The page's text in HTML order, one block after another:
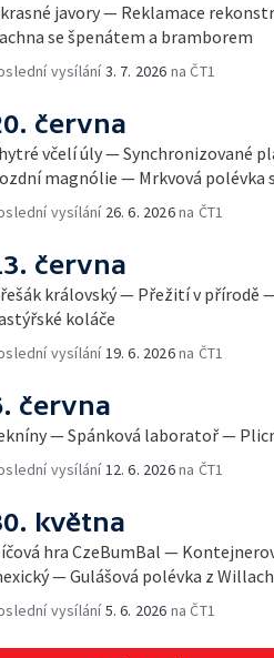
javory — Reklamace
se špenátem a bramborem
vysílání3. 7. 2026 na ČT1
června
včelí úly — Synchronizované
magnólie — Mrkvová polévka
vysílání 26. 6. 2026na ČT1
června
královský — Přežití v přírodě
koláče
vysílání19. 6. 2026na ČT1
června
— Spánková laboratoř —
vysílání12. 6. 2026na ČT1
května
hra CzeBumBal —
— Gulášová polévka z
vysílání5. 6. 2026 na ČT1